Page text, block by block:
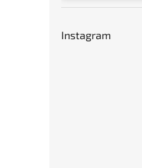
Instagram